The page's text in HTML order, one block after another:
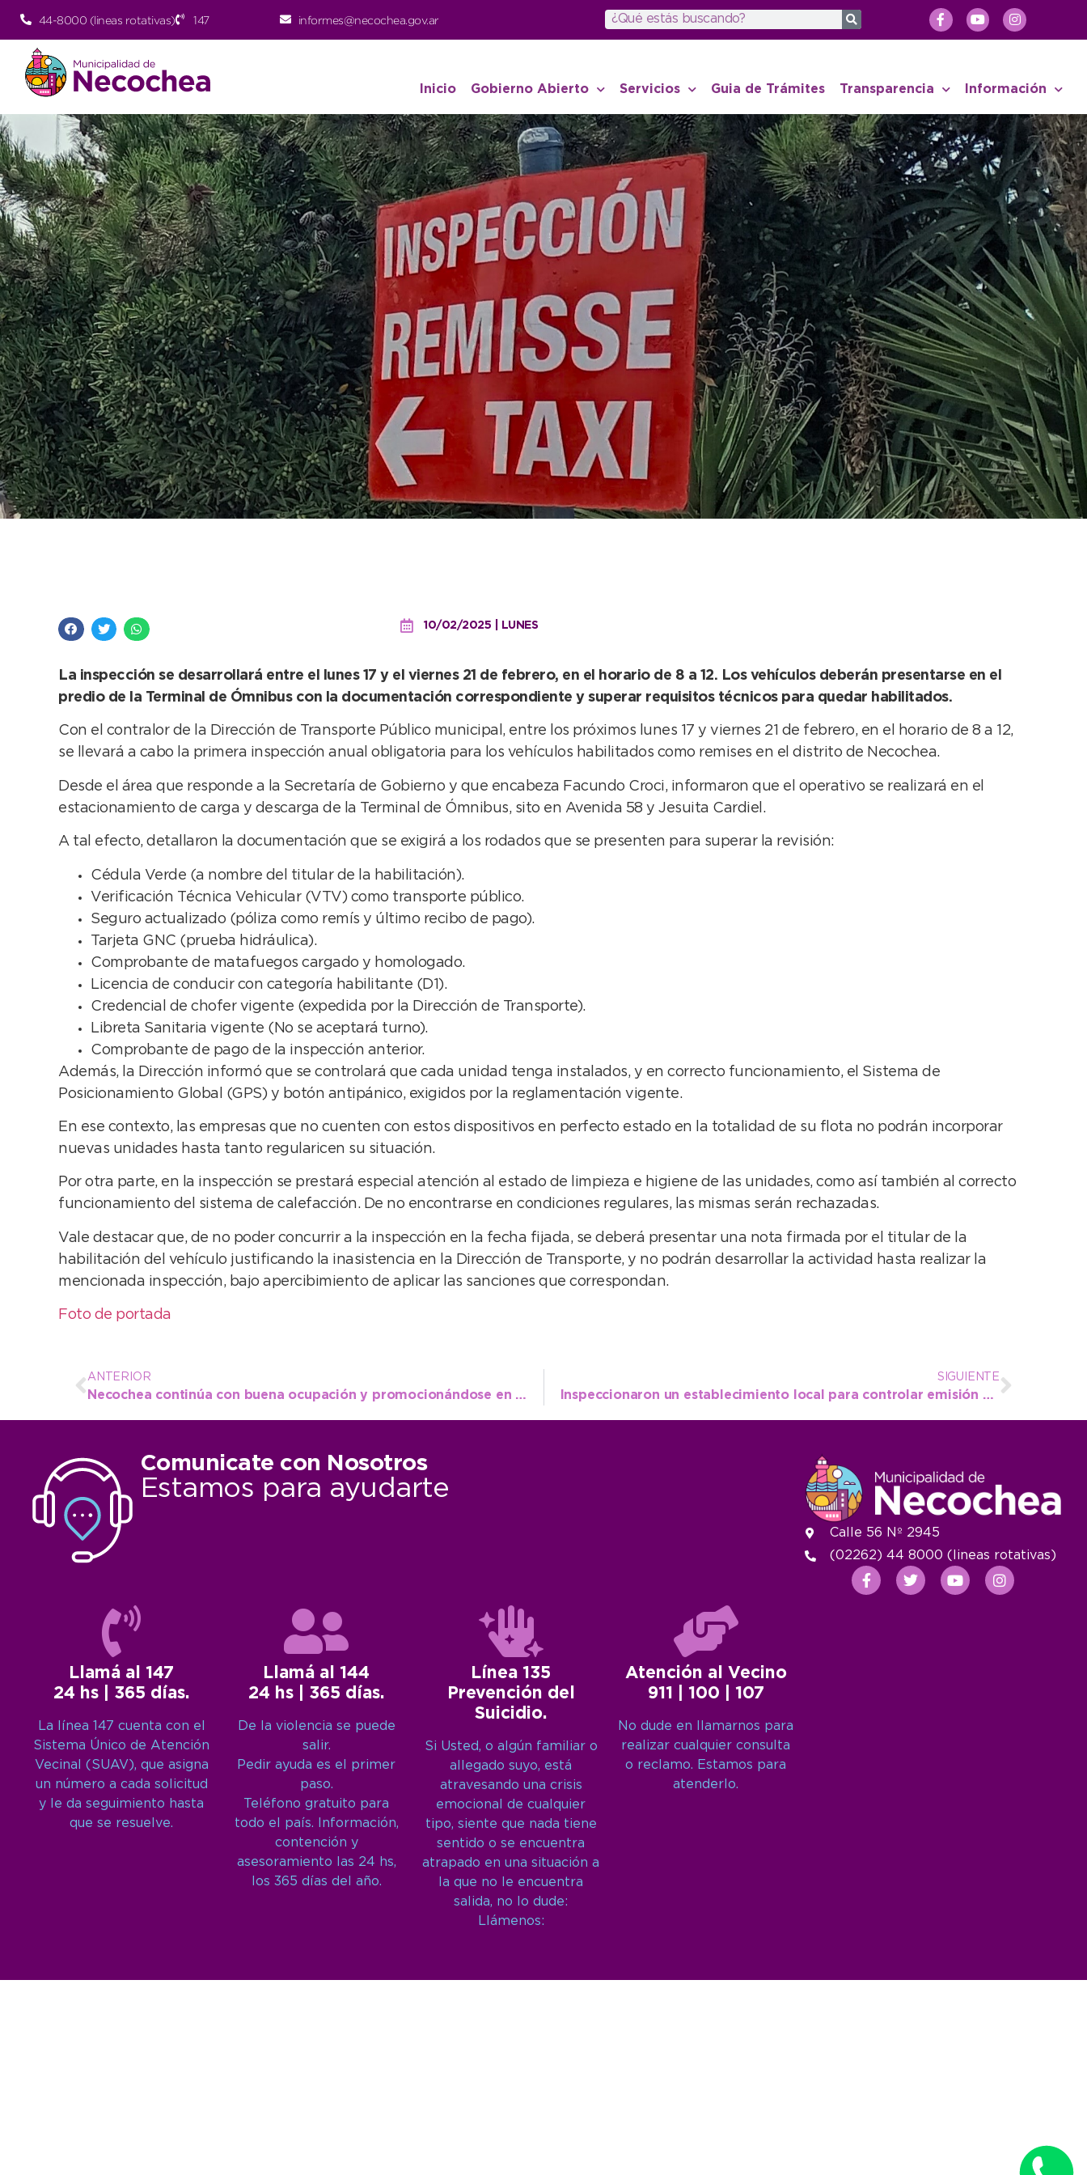
44-8000 (lineas rotativas) 147 informes@necochea.gov.ar
Inicio Gobierno Abierto Servicios Guia de Trámites Transparencia Información
10/02/2025 | LUNES
La inspección se desarrollará entre el lunes 17 y el viernes 21 de febrero, en el horario de 8 a 12. Los vehículos deberán presentarse en el
predio de la Terminal de Ómnibus con la documentación correspondiente y superar requisitos técnicos para quedar habilitados.
Con el contralor de la Dirección de Transporte Público municipal, entre los próximos lunes 17 y viernes 21 de febrero, en el horario de 8 a 12,
se llevará a cabo la primera inspección anual obligatoria para los vehículos habilitados como remises en el distrito de Necochea.
Desde el área que responde a la Secretaría de Gobierno y que encabeza Facundo Croci, informaron que el operativo se realizará en el
estacionamiento de carga y descarga de la Terminal de Ómnibus, sito en Avenida 58 y Jesuita Cardiel.
A tal efecto, detallaron la documentación que se exigirá a los rodados que se presenten para superar la revisión:
Cédula Verde (a nombre del titular de la habilitación).
Verificación Técnica Vehicular (VTV) como transporte público.
Seguro actualizado (póliza como remís y último recibo de pago).
Tarjeta GNC (prueba hidráulica).
Comprobante de matafuegos cargado y homologado.
Licencia de conducir con categoría habilitante (D1).
Credencial de chofer vigente (expedida por la Dirección de Transporte).
Libreta Sanitaria vigente (No se aceptará turno).
Comprobante de pago de la inspección anterior.
Además, la Dirección informó que se controlará que cada unidad tenga instalados, y en correcto funcionamiento, el Sistema de
Posicionamiento Global (GPS) y botón antipánico, exigidos por la reglamentación vigente.
En ese contexto, las empresas que no cuenten con estos dispositivos en perfecto estado en la totalidad de su flota no podrán incorporar
nuevas unidades hasta tanto regularicen su situación.
Por otra parte, en la inspección se prestará especial atención al estado de limpieza e higiene de las unidades, como así también al correcto
funcionamiento del sistema de calefacción. De no encontrarse en condiciones regulares, las mismas serán rechazadas.
Vale destacar que, de no poder concurrir a la inspección en la fecha fijada, se deberá presentar una nota firmada por el titular de la
habilitación del vehículo justificando la inasistencia en la Dirección de Transporte, y no podrán desarrollar la actividad hasta realizar la
mencionada inspección, bajo apercibimiento de aplicar las sanciones que correspondan.
Foto de portada
ANTERIOR
Necochea continúa con buena ocupación y promocionándose en la región
SIGUIENTE
Inspeccionaron un establecimiento local para controlar emisión de gases y residuos especiales
Comunicate con Nosotros
Estamos para ayudarte
Llamá al 147
24 hs | 365 días.
La línea 147 cuenta con el
Sistema Único de Atención
Vecinal (SUAV), que asigna
un número a cada solicitud
y le da seguimiento hasta
que se resuelve.
Llamá al 144
24 hs | 365 días.
De la violencia se puede
salir.
Pedir ayuda es el primer
paso.
Teléfono gratuito para
todo el país. Información,
contención y
asesoramiento las 24 hs,
los 365 días del año.
Línea 135
Prevención del
Suicidio.
Si Usted, o algún familiar o
allegado suyo, está
atravesando una crisis
emocional de cualquier
tipo, siente que nada tiene
sentido o se encuentra
atrapado en una situación a
la que no le encuentra
salida, no lo dude:
Llámenos:
Atención al Vecino
911 | 100 | 107
No dude en llamarnos para
realizar cualquier consulta
o reclamo. Estamos para
atenderlo.
Calle 56 Nº 2945
(02262) 44 8000 (lineas rotativas)